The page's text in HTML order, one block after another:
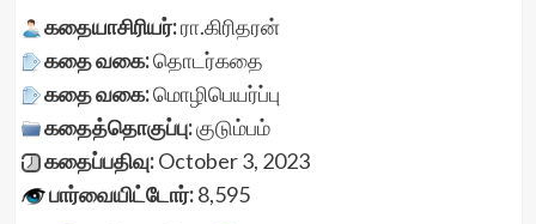
கதையாசிரியர்:ரா.கிரிதரன்
கதை வகை:தொடர்கதை
கதை வகை:மொழிபெயர்ப்பு
கதைத்தொகுப்பு:குடும்பம்
கதைப்பதிவு:October 3, 2023
பார்வையிட்டோர்:8,595